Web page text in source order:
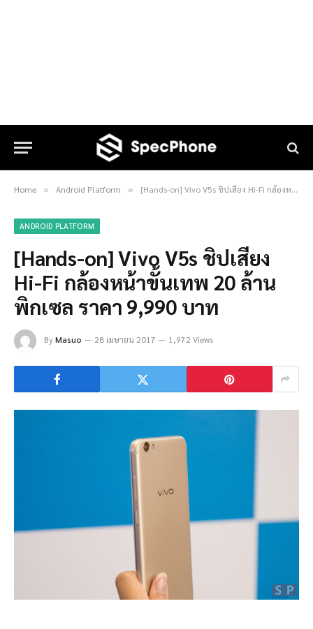
Home » Android Platform » [Hands-on] Vivo V5s ชิปเสียง Hi-Fi กล้องหน้าขั้นเทพ 20 ล้านพิกเซล ราคา 9,990 บาท
ANDROID PLATFORM
[Hands-on] Vivo V5s ชิปเสียง
Hi-Fi กล้องหน้าขั้นเทพ 20 ล้าน
พิกเซล ราคา 9,990 บาท
ByMasuo 28 เมษายน 2017 1,972 Views